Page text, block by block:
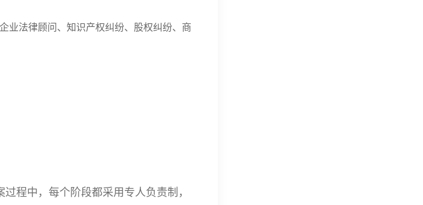
业法律顾问、知识产权纠纷、股权纠纷、商
程中，每个阶段都采用专人负责制，